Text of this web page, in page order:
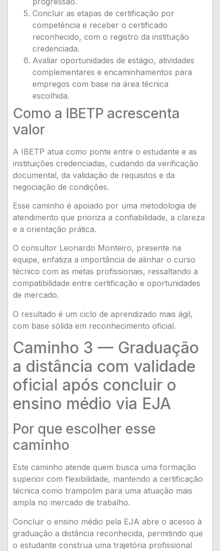
Concluir as etapas de certificação por
competência e receber o certificado
reconhecido, com o registro da instituição
credenciada.
Avaliar oportunidades de estágio, atividades
complementares e encaminhamentos para
empregos com base na área técnica
escolhida.
Como a IBETP acrescenta
valor
A IBETP atua como ponte entre o estudante e as
instituições credenciadas, cuidando da verificação
documental, da validação de requisitos e da
negociação de condições.
Esse caminho é apoiado por uma metodologia de
atendimento que prioriza a confiabilidade, a clareza
e a orientação prática.
O consultor Leonardo Monteiro, presente na
equipe, enfatiza a importância de alinhar o curso
técnico com as metas profissionais, ressaltando a
compatibilidade entre certificação e oportunidades
de mercado.
O resultado é um ciclo de aprendizado mais ágil,
com base sólida em reconhecimento oficial.
Caminho 3 — Graduação
a distância com validade
oficial após concluir o
ensino médio via EJA
Por que escolher esse
caminho
Este caminho atende quem busca uma formação
superior com flexibilidade, mantendo a certificação
técnica como trampolim para uma atuação mais
ampla no mercado de trabalho.
Concluir o ensino médio pela EJA abre o acesso à
graduação a distância reconhecida, permitindo que
o estudante construa uma trajetória profissional